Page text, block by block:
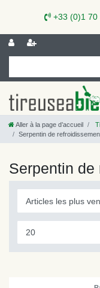
+33 (0)1 70
Aller à la page d’accueil
Serpentin de
Serpentin de